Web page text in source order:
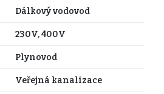
Dálkový vodovod
230V, 400V
Plynovod
Veřejná kanalizace